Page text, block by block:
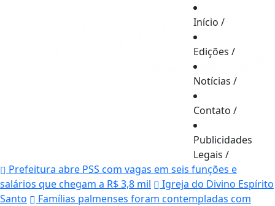
Início /
Edições /
Notícias /
Contato /
Publicidades
Legais /
Prefeitura abre PSS com vagas em seis funções e
salários que chegam a R$ 3,8 mil
Igreja do Divino Espírito
Santo
Famílias palmenses foram contempladas com